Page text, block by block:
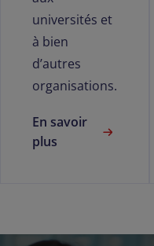
universités et
à bien
d’autres
organisations.
En savoir
plus